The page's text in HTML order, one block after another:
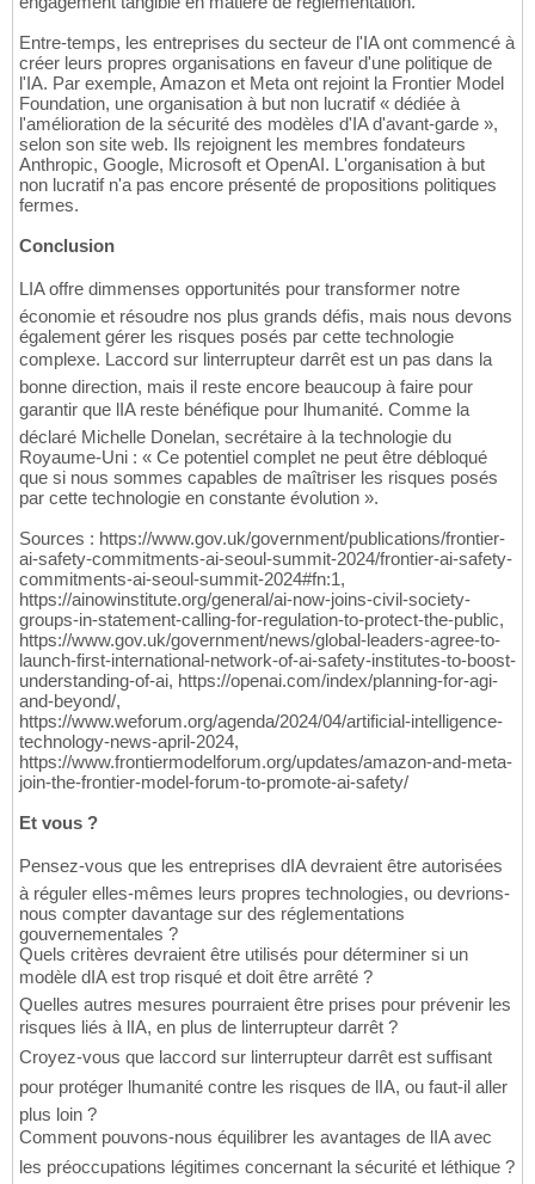
Entre-temps, les entreprises du secteur de l'IA ont commencé à
créer leurs propres organisations en faveur d'une politique de
l'IA. Par exemple, Amazon et Meta ont rejoint la Frontier Model
Foundation, une organisation à but non lucratif « dédiée à
l'amélioration de la sécurité des modèles d'IA d'avant-garde »,
selon son site web. Ils rejoignent les membres fondateurs
Anthropic, Google, Microsoft et OpenAI. L'organisation à but
non lucratif n'a pas encore présenté de propositions politiques
fermes.
Conclusion
LIA offre dimmenses opportunités pour transformer notre
économie et résoudre nos plus grands défis, mais nous devons
également gérer les risques posés par cette technologie
complexe. Laccord sur linterrupteur darrêt est un pas dans la
bonne direction, mais il reste encore beaucoup à faire pour
garantir que lIA reste bénéfique pour lhumanité. Comme la
déclaré Michelle Donelan, secrétaire à la technologie du
Royaume-Uni : « Ce potentiel complet ne peut être débloqué
que si nous sommes capables de maîtriser les risques posés
par cette technologie en constante évolution ».
Sources : https://www.gov.uk/government/publications/frontier-
ai-safety-commitments-ai-seoul-summit-2024/frontier-ai-safety-
commitments-ai-seoul-summit-2024#fn:1,
https://ainowinstitute.org/general/ai-now-joins-civil-society-
groups-in-statement-calling-for-regulation-to-protect-the-public,
https://www.gov.uk/government/news/global-leaders-agree-to-
launch-first-international-network-of-ai-safety-institutes-to-boost-
understanding-of-ai, https://openai.com/index/planning-for-agi-
and-beyond/,
https://www.weforum.org/agenda/2024/04/artificial-intelligence-
technology-news-april-2024,
https://www.frontiermodelforum.org/updates/amazon-and-meta-
join-the-frontier-model-forum-to-promote-ai-safety/
Et vous ?
Pensez-vous que les entreprises dIA devraient être autorisées
à réguler elles-mêmes leurs propres technologies, ou devrions-
nous compter davantage sur des réglementations
gouvernementales ?
Quels critères devraient être utilisés pour déterminer si un
modèle dIA est trop risqué et doit être arrêté ?
Quelles autres mesures pourraient être prises pour prévenir les
risques liés à lIA, en plus de linterrupteur darrêt ?
Croyez-vous que laccord sur linterrupteur darrêt est suffisant
pour protéger lhumanité contre les risques de lIA, ou faut-il aller
plus loin ?
Comment pouvons-nous équilibrer les avantages de lIA avec
les préoccupations légitimes concernant la sécurité et léthique ?